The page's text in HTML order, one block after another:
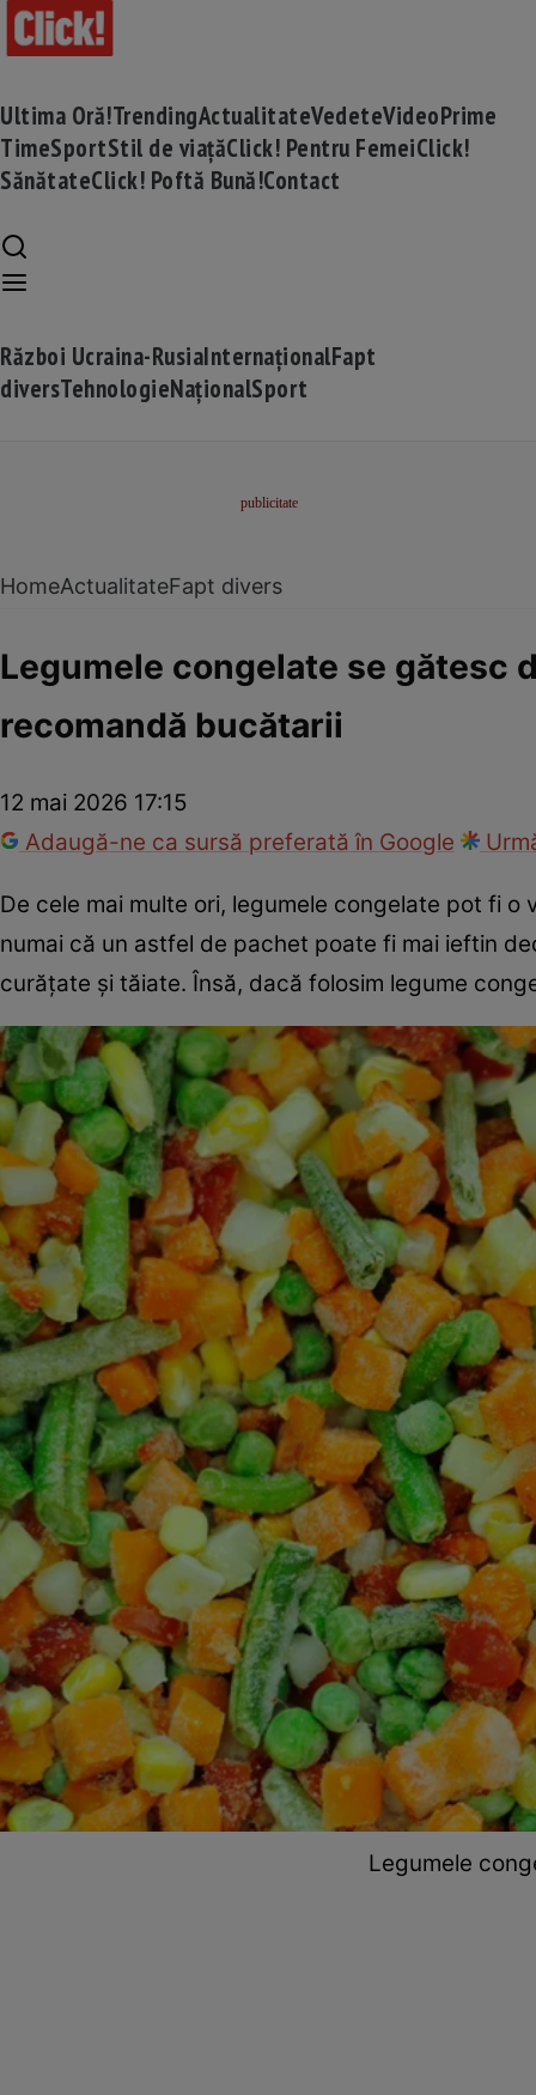
Ultima Oră!TrendingActualitateVedeteVideoPrime
TimeSportStil de viațăClick! Pentru FemeiClick!
SănătateClick! Poftă Bună!Contact
Război Ucraina-RusiaInternaționalFapt
diversTehnologieNaționalSport
HomeActualitateFapt divers
Legumele congelate se gătesc
recomandă bucătarii
12 mai 2026 17:15
Adaugă-ne ca sursă preferată în Google
De cele mai multe ori, legumele congelate pot fi
numai că un astfel de pachet poate fi mai ieftin
curățate și tăiate. Însă, dacă folosim legume
Legumele